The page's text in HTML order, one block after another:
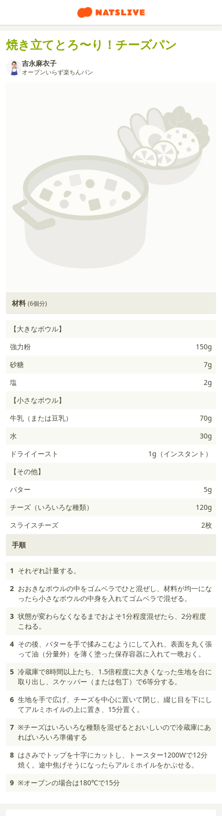
焼き立てとろ〜り！チーズパン
吉永麻衣子
オーブンいらず楽ちんパン
材料 (6個分)
【大きなボウル】
強力粉
150g
砂糖
7g
塩
2g
【小さなボウル】
牛乳（または豆乳）
70g
水
30g
ドライイースト
1g（インスタント）
【その他】
バター
5g
チーズ（いろいろな種類）
120g
スライスチーズ
2枚
手順
1 それぞれ計量する。
2 おおきなボウルの中をゴムベラでひと混ぜし、材料が均一にな
ったら小さなボウルの中身を入れてゴムベラで混ぜる。
3 状態が変わらなくなるまでおよそ1分程度混ぜたら、2分程度
こねる。
4 その後、バターを手で揉みこむようにして入れ、表面を丸く張
って油（分量外）を薄く塗った保存容器に入れて一晩おく。
5 冷蔵庫で8時間以上たち、1.5倍程度に大きくなった生地を台に
取り出し、スケッパー（または包丁）で6等分する。
6 生地を手で広げ、チーズを中心に置いて閉じ、綴じ目を下にし
てアルミホイルの上に置き、15分置く。
7 ※チーズはいろいろな種類を混ぜるとおいしいので冷蔵庫にあ
ればいろいろ準備する
8 はさみでトップを十字にカットし、トースター1200Wで12分
焼く。途中焦げそうになったらアルミホイルをかぶせる。
9 ※オーブンの場合は180℃で15分